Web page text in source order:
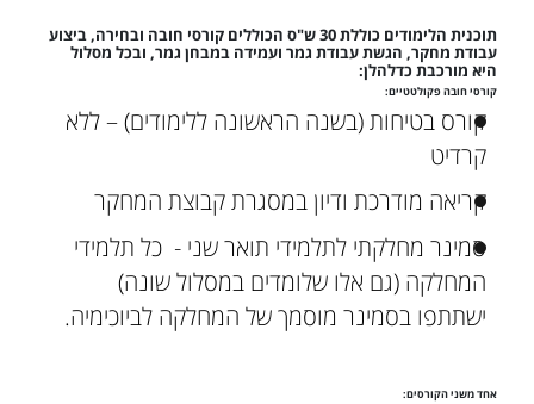
תוכנית הלימודים כוללת 30 ש"ס הכוללים קורסי חובה ובחירה, ביצוע
עבודת מחקר, הגשת עבודת גמר ועמידה במבחן גמר, ובכל מסלול
היא מורכבת כדלהלן:
קורסי חובה פקולטטיים:
קורס בטיחות (בשנה הראשונה ללימודים) – ללא
קרדיט
קריאה מודרכת ודיון במסגרת קבוצת המחקר
סמינר מחלקתי לתלמידי תואר שני - כל תלמידי
המחלקה (גם אלו שלומדים במסלול שונה)
ישתתפו בסמינר מוסמך של המחלקה לביוכימיה.
אחד משני הקורסים: